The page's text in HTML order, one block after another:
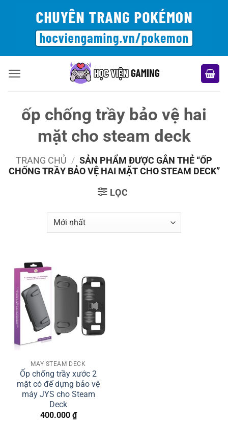
ốp chống trầy bảo vệ hai
mặt cho steam deck
TRANG CHỦ / SẢN PHẨM ĐƯỢC GẮN THẺ “ỐP
CHỐNG TRẦY BẢO VỆ HAI MẶT CHO STEAM DECK”
LỌC
MÁY STEAM DECK
Ốp chống trầy xước 2
mặt có đế dựng bảo vệ
máy JYS cho Steam
Deck
400.000 ₫